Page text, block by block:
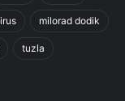
milorad dodik
tuzla